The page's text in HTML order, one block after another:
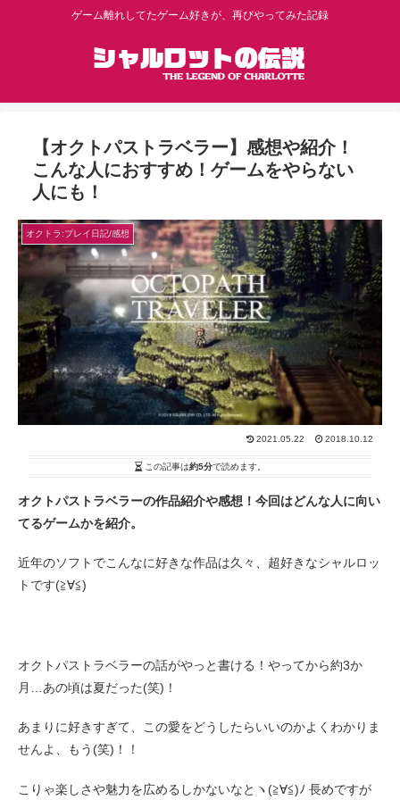
ゲーム離れしてたゲーム好きが、再びやってみた記録
【オクトパストラベラー】感想や紹介！
こんな人におすすめ！ゲームをやらない
人にも！
オクトラ:プレイ日記/感想
2021.05.22 2018.10.12
この記事は約5分で読めます。
オクトパストラベラーの作品紹介や感想！今回はどんな人に向い
てるゲームかを紹介。
近年のソフトでこんなに好きな作品は久々、超好きなシャルロッ
トです(≧∀≦)
オクトパストラベラーの話がやっと書ける！やってから約3か
月…あの頃は夏だった(笑)！
あまりに好きすぎて、この愛をどうしたらいいのかよくわかりま
せんよ、もう(笑)！！
こりゃ楽しさや魅力を広めるしかないなとヽ(≧∀≦)ﾉ 長めですが